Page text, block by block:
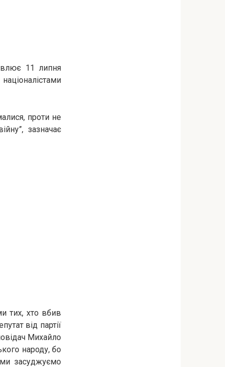
11 липня
проти не
зазначає
тих, хто вбив
від партії
Михайло
народу, бо
засуджуємо